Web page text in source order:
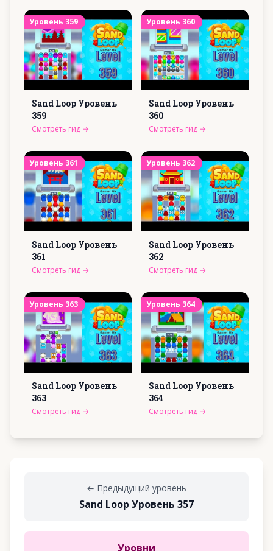
Уровень 359
Sand Loop Уровень
359
Смотреть гид →
Уровень 360
Sand Loop Уровень
360
Смотреть гид →
Уровень 361
Sand Loop Уровень
361
Смотреть гид →
Уровень 362
Sand Loop Уровень
362
Смотреть гид →
Уровень 363
Sand Loop Уровень
363
Смотреть гид →
Уровень 364
Sand Loop Уровень
364
Смотреть гид →
← Предыдущий уровень
Sand Loop Уровень 357
Уровни